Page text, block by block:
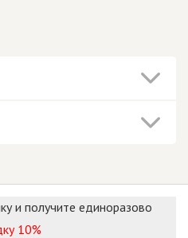
и получите единоразово
10%